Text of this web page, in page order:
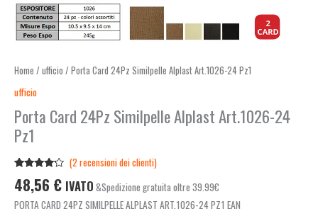
Home / ufficio / Porta Card 24Pz Similpelle Alplast Art.1026-24 Pz1
ufficio
Porta Card 24Pz Similpelle Alplast Art.1026-24
Pz1
4.00 su
5 su
base di
(2 recensioni dei clienti)
48,56 € IVATO &Spedizione gratuita oltre 39.99€
PORTA CARD 24PZ SIMILPELLE ALPLAST ART.1026-24 PZ1 EAN